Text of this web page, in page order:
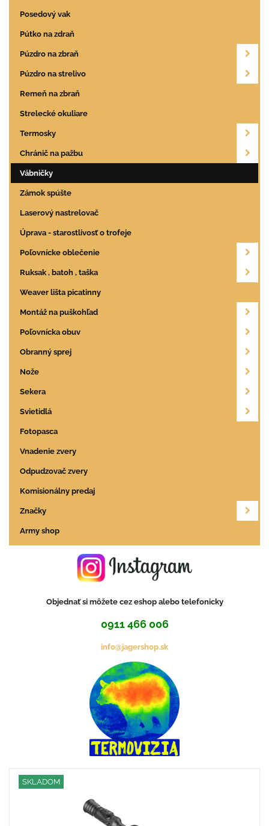
Posedový vak
Pútko na zdraň
Púzdro na zbraň
Púzdro na strelivo
Remeň na zbraň
Strelecké okuliare
Termosky
Chránič na pažbu
Vábničky
Zámok spúšte
Laserový nastrelovač
Úprava - starostlivosť o trofeje
Poľovnícke oblečenie
Ruksak , batoh , taška
Weaver lišta picatinny
Montáž na puškohľad
Poľovnícka obuv
Obranný sprej
Nože
Sekera
Svietidlá
Fotopasca
Vnadenie zvery
Odpudzovač zvery
Komisionálny predaj
Značky
Army shop
Objednať si môžete cez eshop alebo telefonicky
0911 466 006
info@jagershop.sk
SKLADOM